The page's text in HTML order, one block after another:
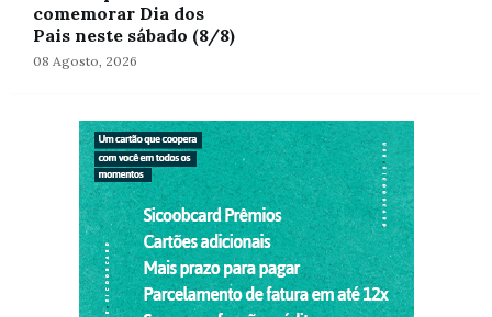
comemorar Dia dos
Pais neste sábado (8/8)
08 Agosto, 2026